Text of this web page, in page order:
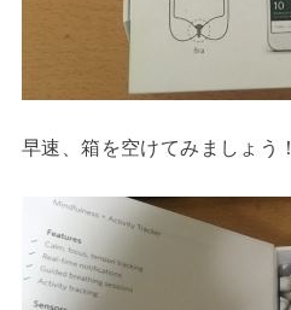
早速、箱を空けてみましょう！